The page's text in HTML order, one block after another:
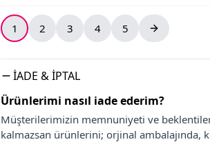
1 2 3 4 5
İADE & İPTAL
Ürünlerimi nasıl iade ederim?
Müşterilerimizin memnuniyeti ve
kalmazsan ürünlerini; orjinal ambalajında,